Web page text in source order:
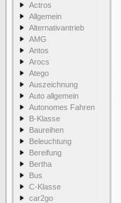
Actros
Allgemein
Alternativantrieb
AMG
Antos
Arocs
Atego
Auszeichnung
Auto allgemein
Autonomes Fahren
B-Klasse
Baureihen
Beleuchtung
Bereifung
Bertha
Bus
C-Klasse
car2go